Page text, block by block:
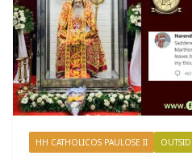
HH CATHOLICOS PAULOSE II